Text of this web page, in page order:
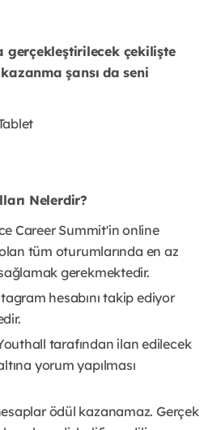
gerçekleştirilecek çekilişte
şansı da seni
Nelerdir?
Career Summit'in online
tüm oturumlarında en az
gerekmektedir.
hesabını takip ediyor
tarafından ilan edilecek
yorum yapılması
ödül kazanamaz. Gerçek